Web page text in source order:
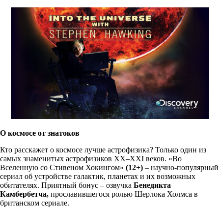
О космосе от знатоков
Кто расскажет о космосе лучше астрофизика? Только один из
самых знаменитых астрофизиков XX–XXI веков. «Во
Вселенную со Стивеном Хокингом» (12+) – научно-популярный
сериал об устройстве галактик, планетах и их возможных
обитателях. Приятный бонус – озвучка Бенедикта
Камбербетча, прославившегося ролью Шерлока Холмса в
британском сериале.